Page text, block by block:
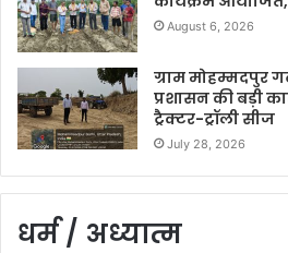
August 6, 2026
ग्राम मोहम्मदपुर
प्रशासन की बड़ी
ट्रैक्टर-ट्रॉली सीज
July 28, 2026
धर्म / अध्यात्म